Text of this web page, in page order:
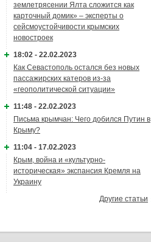
землетрясении Ялта сложится как
карточный домик» – эксперты о
сейсмоустойчивости крымских
новостроек
18:02 - 22.02.2023
Как Севастополь остался без новых
пассажирских катеров из-за
«геополитической ситуации»
11:48 - 22.02.2023
Письма крымчан: Чего добился Путин в
Крыму?
11:04 - 17.02.2023
Крым, война и «культурно-
историческая» экспансия Кремля на
Украину
Другие статьи